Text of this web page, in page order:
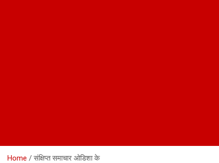
Home संक्षिप्त समाचार ओडिशा के